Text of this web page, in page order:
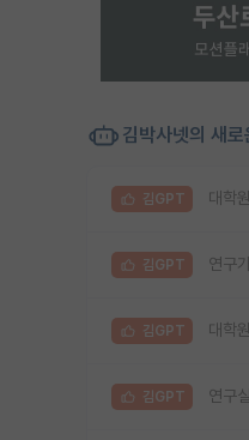
김박사넷의 새
김GPT 대학
김GPT 연구
김GPT 대학
김GPT 연구